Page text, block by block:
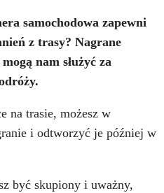
samochodowa zapewni
z trasy? Nagrane
nam służyć za
na trasie, możesz w
i odtworzyć je później w
być skupiony i uważny,